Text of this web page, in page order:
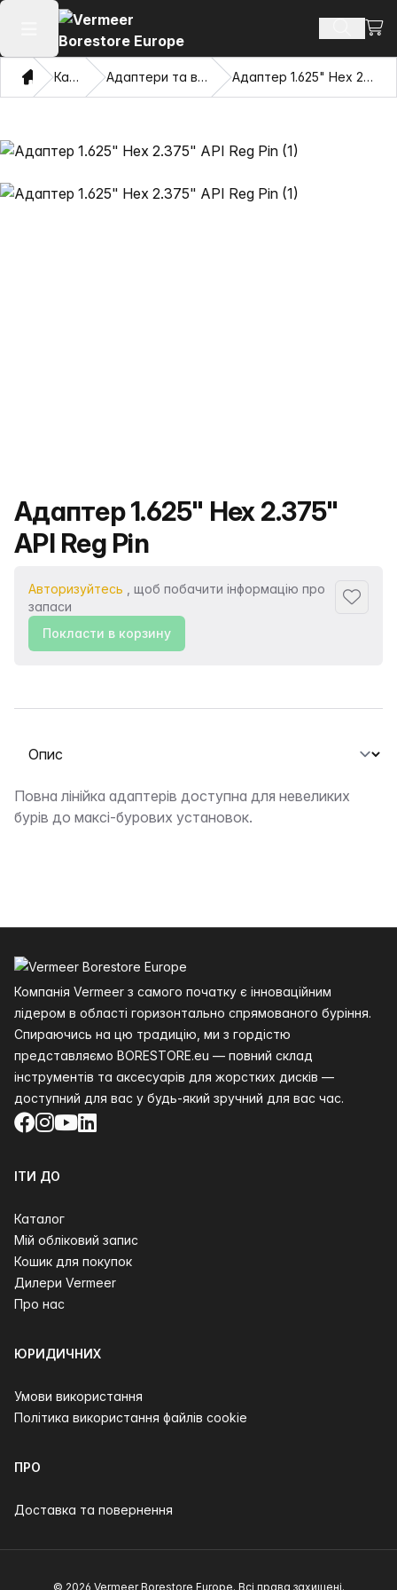
Відкрити головне меню Пошук
Дім Каталог Адаптери та витягувачі очі Адаптер 1.625" Hex 2.375" API Reg Pin
Назва продукту
Адаптер 1.625" Hex 2.375"
API Reg Pin
Авторизуйтесь , щоб побачити інформацію про
запаси
Покласти в корзину
Виберіть вкладку
Опис
Повна лінійка адаптерів доступна для невеликих
бурів до максі-бурових установок.
Компанія Vermeer з самого початку є інноваційним
лідером в області горизонтально спрямованого буріння.
Спираючись на цю традицію, ми з гордістю
представляємо BORESTORE.eu — повний склад
інструментів та аксесуарів для жорстких дисків —
доступний для вас у будь-який зручний для вас час.
Facebook
Instagram
YouTube
LinkedIn
ІТИ ДО
Каталог
Мій обліковий запис
Кошик для покупок
Дилери Vermeer
Про нас
ЮРИДИЧНИХ
Умови використання
Політика використання файлів cookie
ПРО
Доставка та повернення
© 2026 Vermeer Borestore Europe. Всі права захищені.